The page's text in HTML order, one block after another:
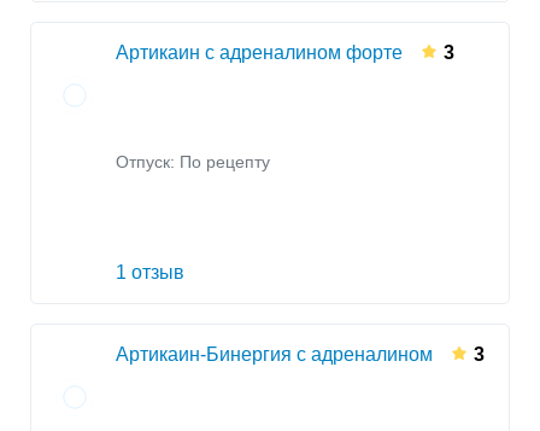
Артикаин с адреналином форте 3
Отпуск: По рецепту
1 отзыв
Артикаин-Бинергия с адреналином 3